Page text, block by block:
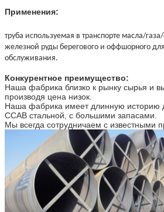
Применения:
труба используемая в транспорте масла/
железной руды берегового и оффшорного
обслуживания.
Конкурентное преимущество:
Наша фабрика близко к рынку сырья и
производя цена низок.
Наша фабрика имеет длинную историю
ССАВ стальной, с большими запасами.
Мы всегда сотрудничаем с известными